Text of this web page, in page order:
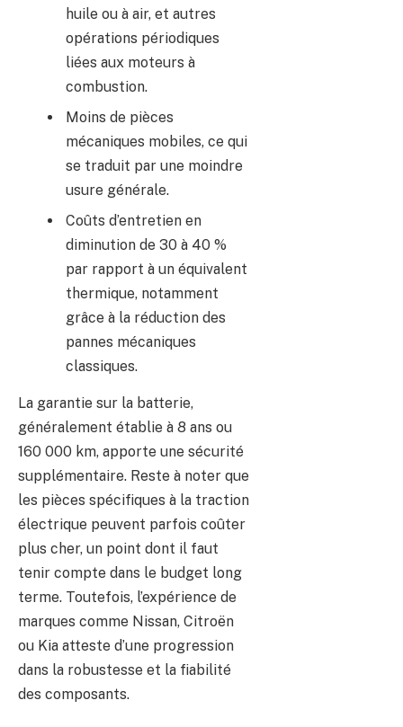
huile ou à air, et autres
opérations périodiques
liées aux moteurs à
combustion.
Moins de pièces
mécaniques mobiles, ce qui
se traduit par une moindre
usure générale.
Coûts d’entretien en
diminution de 30 à 40 %
par rapport à un équivalent
thermique, notamment
grâce à la réduction des
pannes mécaniques
classiques.
La garantie sur la batterie,
généralement établie à 8 ans ou
160 000 km, apporte une sécurité
supplémentaire. Reste à noter que
les pièces spécifiques à la traction
électrique peuvent parfois coûter
plus cher, un point dont il faut
tenir compte dans le budget long
terme. Toutefois, l’expérience de
marques comme Nissan, Citroën
ou Kia atteste d’une progression
dans la robustesse et la fiabilité
des composants.